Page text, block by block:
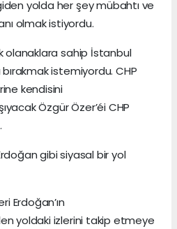
yolda her şey mübahtı ve
olmak istiyordu.
olanaklara sahip İstanbul
bırakmak istemiyordu. CHP
kendisini
Özgür Özer’éi CHP
gibi siyasal bir yol
Erdoğan’ın
yoldaki izlerini takip etmeye